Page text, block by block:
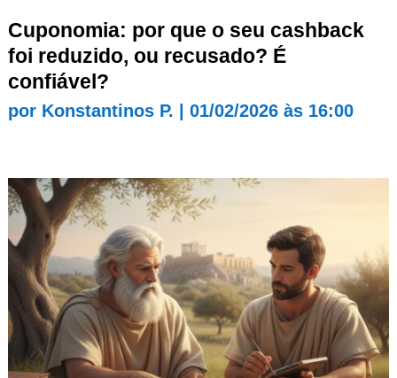
Cuponomia: por que o seu cashback
foi reduzido, ou recusado? É
confiável?
por Konstantinos P. 01/02/2026 às 16:00